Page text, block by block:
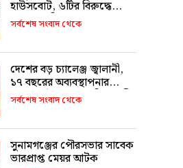
হাউসবোট, ৬টির বিরুদ্ধে
মামলা–জরিমানা
সর্বশেষ সংবাদ থেকে
দেশের বড় চ্যালেঞ্জ জ্বালানী,
১৭ বছরের অব্যবস্থাপনার
কারণে এই অবস্থা: বাণিজ্যমন্ত্রী
সর্বশেষ সংবাদ থেকে
সুনামগঞ্জের পৌরসভার সাবেক
ভারপ্রাপ্ত মেয়র আটক